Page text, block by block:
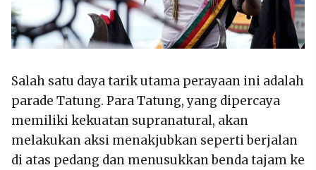
Salah satu daya tarik utama perayaan ini adalah
parade Tatung. Para Tatung, yang dipercaya
memiliki kekuatan supranatural, akan
melakukan aksi menakjubkan seperti berjalan
di atas pedang dan menusukkan benda tajam ke